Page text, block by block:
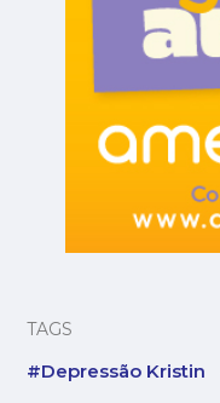
TAGS
#Depressão Kristin